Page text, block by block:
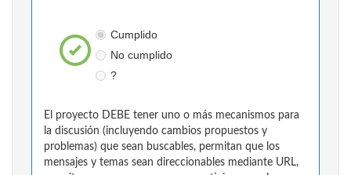
Cumplido
No cumplido
?
El proyecto DEBE tener uno o más mecanismos para
la discusión (incluyendo cambios propuestos y
problemas) que sean buscables, permitan que los
mensajes y temas sean direccionables mediante URL,